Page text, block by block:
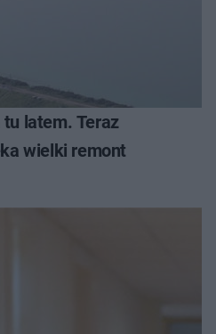
tu latem. Teraz
wielki remont